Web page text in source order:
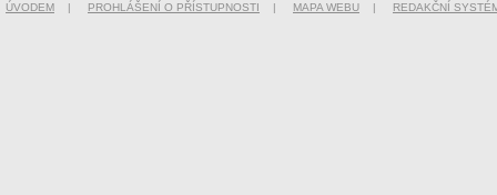
ÚVODEM | PROHLÁŠENÍ O PŘÍSTUPNOSTI | MAPA WEBU | REDAKČNÍ